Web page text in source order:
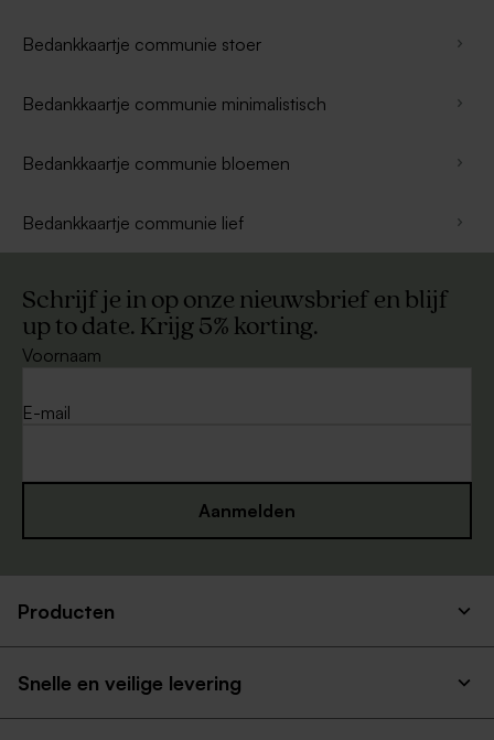
Bedankkaartje communie stoer
Bedankkaartje communie minimalistisch
Bedankkaartje communie bloemen
Bedankkaartje communie lief
Schrijf je in op onze nieuwsbrief en blijf
up to date. Krijg 5% korting.
Voornaam
E-mail
Aanmelden
Producten
Snelle en veilige levering